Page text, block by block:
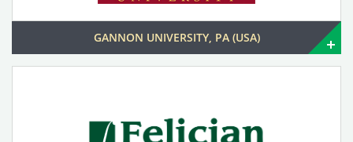
GANNON UNIVERSITY, PA (USA)